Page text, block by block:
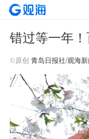
错过等一年
©原创 青岛日报社/观海新